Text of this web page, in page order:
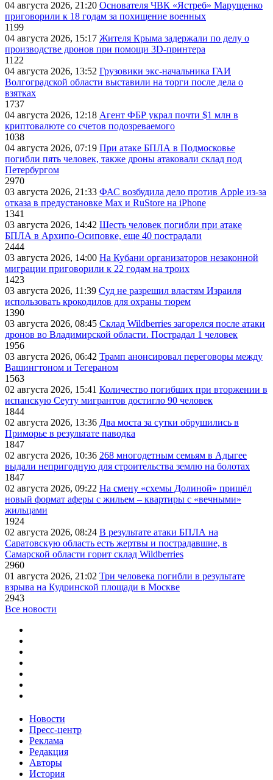
04 августа 2026, 21:20 Основателя ЧВК «Ястреб» Марущенко
приговорили к 18 годам за похищение военных
1199
04 августа 2026, 15:17 Жителя Крыма задержали по делу о
производстве дронов при помощи 3D‑принтера
1122
04 августа 2026, 13:52 Грузовики экс-начальника ГАИ
Волгоградской области выставили на торги после дела о
взятках
1737
04 августа 2026, 12:18 Агент ФБР украл почти $1 млн в
криптовалюте со счетов подозреваемого
1038
04 августа 2026, 07:19 При атаке БПЛА в Подмосковье
погибли пять человек, также дроны атаковали склад под
Петербургом
2970
03 августа 2026, 21:33 ФАС возбудила дело против Apple из-за
отказа в предустановке Max и RuStore на iPhone
1341
03 августа 2026, 14:42 Шесть человек погибли при атаке
БПЛА в Архипо-Осиповке, еще 40 пострадали
2444
03 августа 2026, 14:00 На Кубани организаторов незаконной
миграции приговорили к 22 годам на троих
1423
03 августа 2026, 11:39 Суд не разрешил властям Израиля
использовать крокодилов для охраны тюрем
1390
03 августа 2026, 08:45 Склад Wildberries загорелся после атаки
дронов во Владимирской области. Пострадал 1 человек
1956
03 августа 2026, 06:42 Трамп анонсировал переговоры между
Вашингтоном и Тегераном
1563
02 августа 2026, 15:41 Количество погибших при вторжении в
испанскую Сеуту мигрантов достигло 90 человек
1844
02 августа 2026, 13:36 Два моста за сутки обрушились в
Приморье в результате паводка
1847
02 августа 2026, 10:36 268 многодетным семьям в Адыгее
выдали непригодную для строительства землю на болотах
1847
02 августа 2026, 09:22 На смену «схемы Долиной» пришёл
новый формат аферы с жильем – квартиры с «вечными»
жильцами
1924
02 августа 2026, 08:24 В результате атаки БПЛА на
Саратовскую область есть жертвы и пострадавшие, в
Самарской области горит склад Wildberries
2960
01 августа 2026, 21:02 Три человека погибли в результате
взрыва на Кудринской площади в Москве
2943
Все новости
Новости
Пресс-центр
Реклама
Редакция
Авторы
История